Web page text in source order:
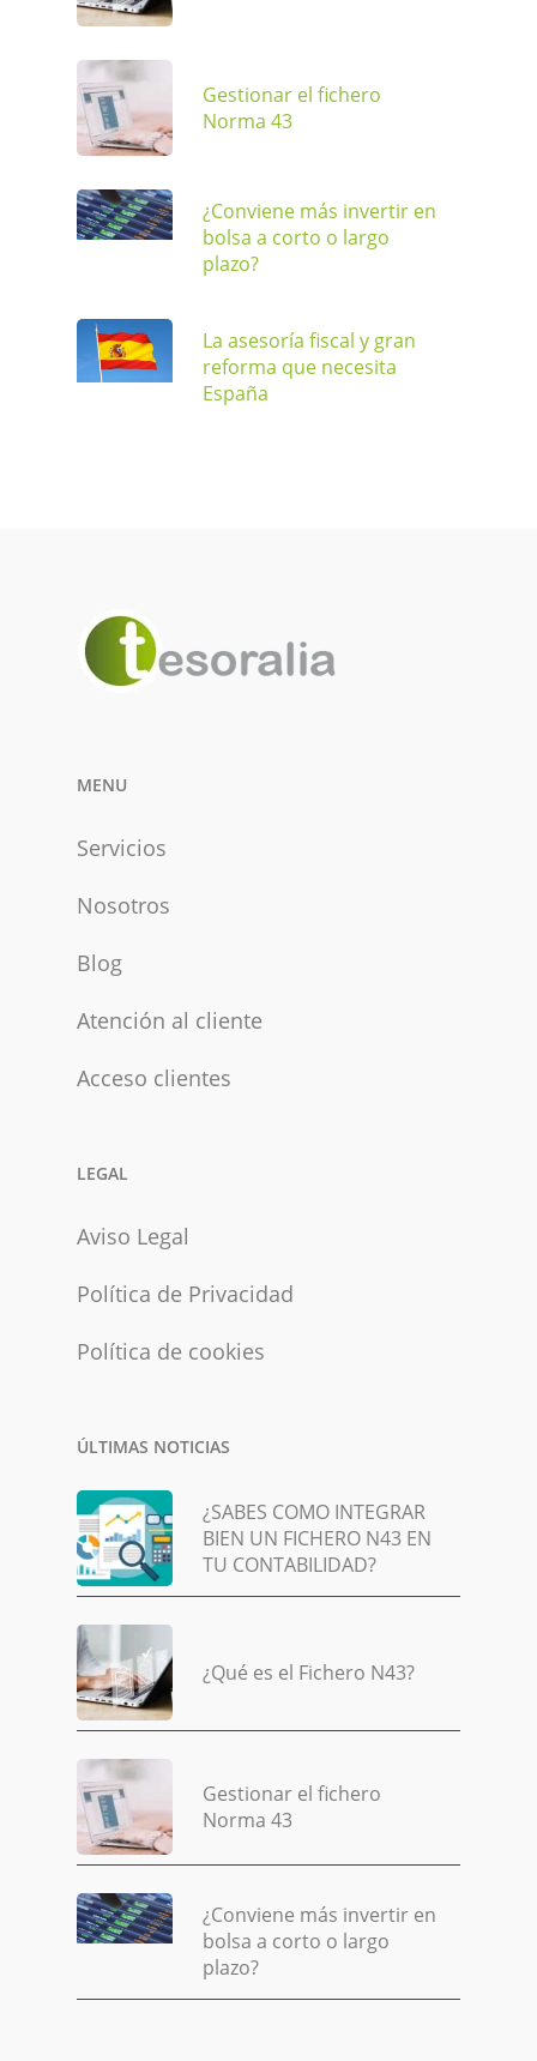
Gestionar el fichero
Norma 43
¿Conviene más invertir en
bolsa a corto o largo
plazo?
La asesoría fiscal y gran
reforma que necesita
España
MENU
Servicios
Nosotros
Blog
Atención al cliente
Acceso clientes
LEGAL
Aviso Legal
Política de Privacidad
Política de cookies
ÚLTIMAS NOTICIAS
¿SABES COMO INTEGRAR
BIEN UN FICHERO N43 EN
TU CONTABILIDAD?
¿Qué es el Fichero N43?
Gestionar el fichero
Norma 43
¿Conviene más invertir en
bolsa a corto o largo
plazo?